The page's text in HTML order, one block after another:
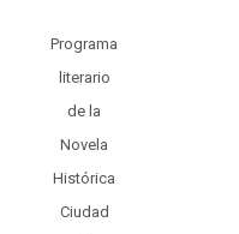
Programa
literario
de la
Novela
Histórica
Ciudad